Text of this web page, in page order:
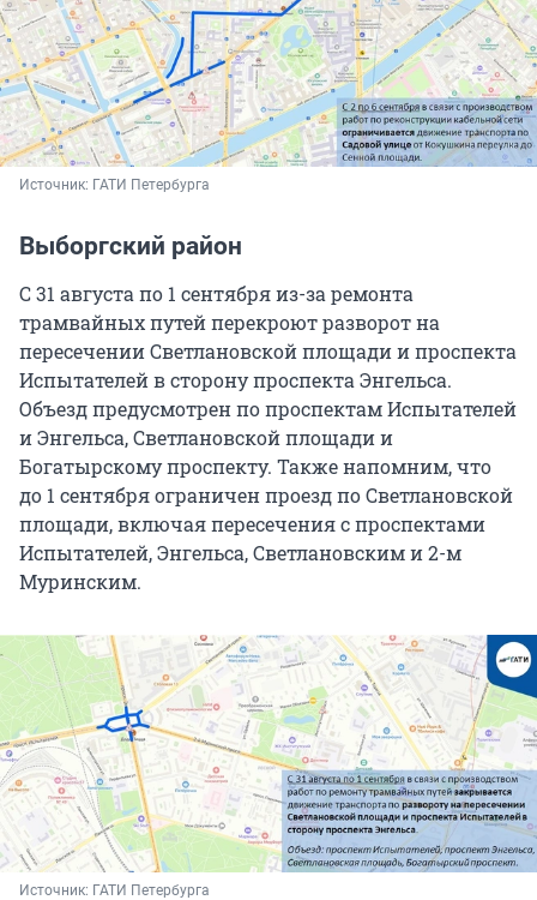
Источник: ГАТИ Петербурга
Выборгский район
С 31 августа по 1 сентября из-за ремонта
трамвайных путей перекроют разворот на
пересечении Светлановской площади и проспекта
Испытателей в сторону проспекта Энгельса.
Объезд предусмотрен по проспектам Испытателей
и Энгельса, Светлановской площади и
Богатырскому проспекту. Также напомним, что
до 1 сентября ограничен проезд по Светлановской
площади, включая пересечения с проспектами
Испытателей, Энгельса, Светлановским и 2-м
Муринским.
Источник: ГАТИ Петербурга